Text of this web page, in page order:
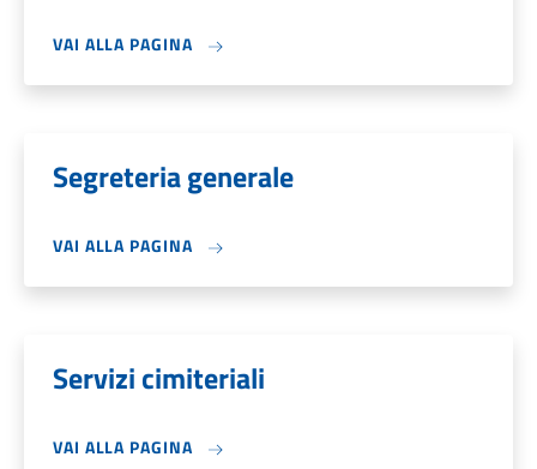
VAI ALLA PAGINA
Segreteria generale
VAI ALLA PAGINA
Servizi cimiteriali
VAI ALLA PAGINA